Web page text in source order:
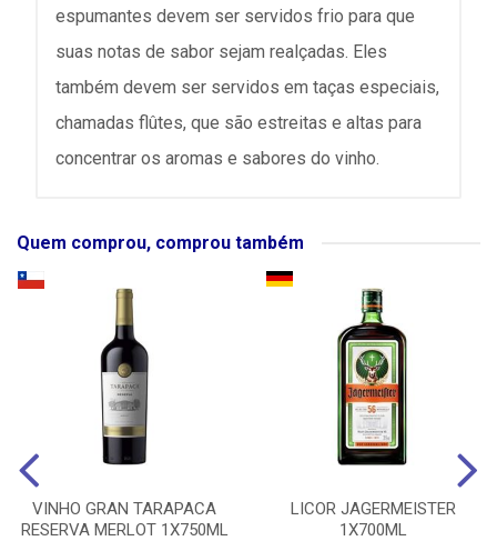
espumantes devem ser servidos frio para que
suas notas de sabor sejam realçadas. Eles
também devem ser servidos em taças especiais,
chamadas flûtes, que são estreitas e altas para
concentrar os aromas e sabores do vinho.
Quem comprou, comprou também
VINHO GRAN TARAPACA
RESERVA MERLOT 1X750ML
LICOR JAGERMEISTER
1X700ML